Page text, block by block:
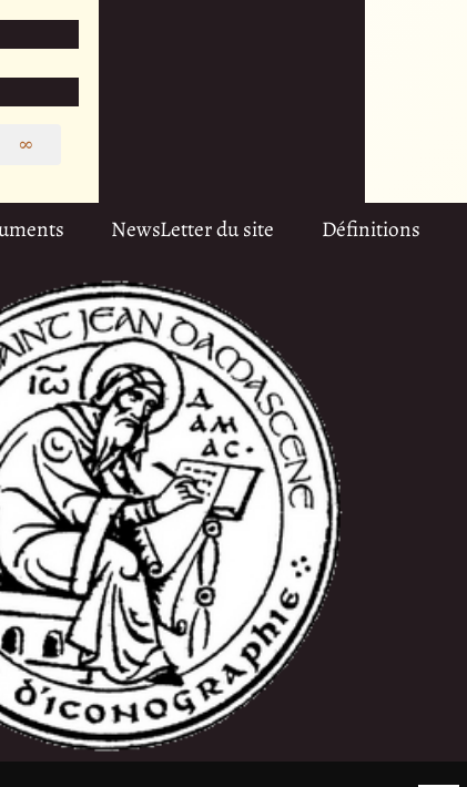
∞
NewsLetter du site Définitions